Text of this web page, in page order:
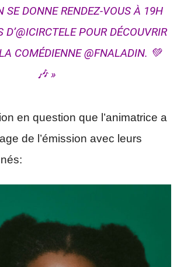
SE DONNE RENDEZ-VOUS À 19H
D’@ICIRCTELE POUR DÉCOUVRIR
LA COMÉDIENNE @FNALADIN. 💚
🎶 »
en question que l’animatrice a
de l’émission avec leurs